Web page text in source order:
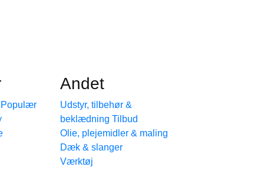
Andet
Udstyr, tilbehør &
beklædning
Olie, plejemidler & maling
Dæk & slanger
Værktøj